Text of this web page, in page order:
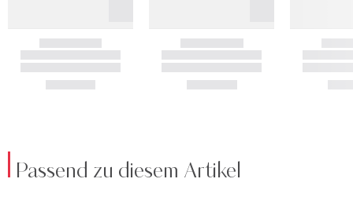
Passend zu diesem Artikel